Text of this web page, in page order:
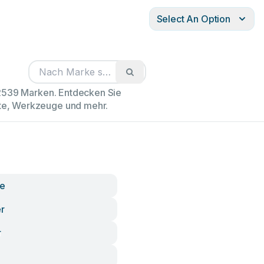
Select An Option
Marken. Entdecken Sie
Werkzeuge und mehr.